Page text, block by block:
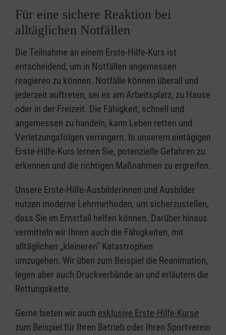
Für eine sichere Reaktion bei
alltäglichen Notfällen
Die Teilnahme an einem Erste-Hilfe-Kurs ist
entscheidend, um in Notfällen angemessen
reagieren zu können. Notfälle können überall und
jederzeit auftreten, sei es am Arbeitsplatz, zu Hause
oder in der Freizeit. Die Fähigkeit, schnell und
angemessen zu handeln, kann Leben retten und
Verletzungsfolgen verringern. In unserem eintägigen
Erste-Hilfe-Kurs lernen Sie, potenzielle Gefahren zu
erkennen und die richtigen Maßnahmen zu ergreifen.
Unsere Erste-Hilfe-Ausbilderinnen und Ausbilder
nutzen moderne Lehrmethoden, um sicherzustellen,
dass Sie im Ernstfall helfen können. Darüber hinaus
vermitteln wir Ihnen auch die Fähigkeiten, mit
alltäglichen „kleineren” Katastrophen
umzugehen. Wir üben zum Beispiel die Reanimation,
legen aber auch Druckverbände an und erläutern die
Rettungskette.
Gerne bieten wir auch exklusive Erste-Hilfe-Kurse
zum Beispiel für Ihren Betrieb oder Ihren Sportverein